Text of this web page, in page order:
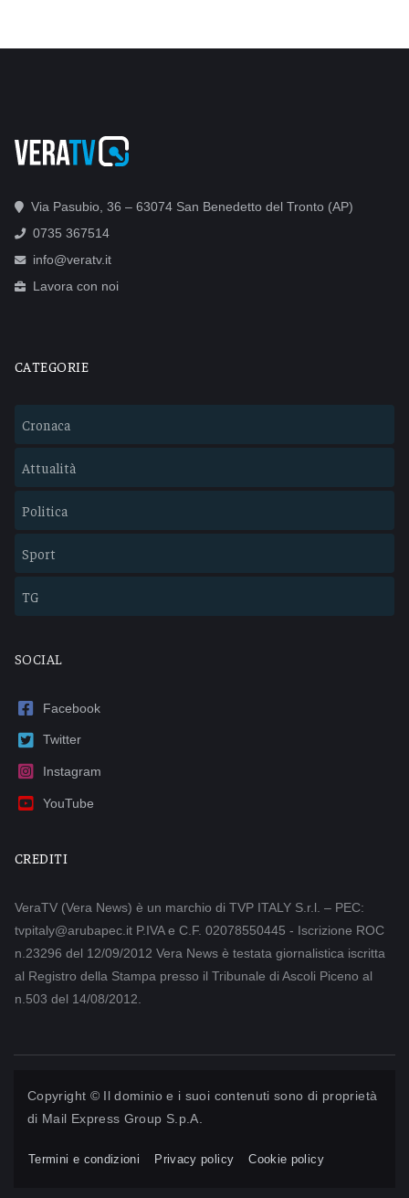
Via Pasubio, 36 – 63074 San Benedetto del Tronto (AP)
0735 367514
info@veratv.it
Lavora con noi
CATEGORIE
Cronaca
Attualità
Politica
Sport
TG
SOCIAL
Facebook
Twitter
Instagram
YouTube
CREDITI
VeraTV (Vera News) è un marchio di TVP ITALY S.r.l. – PEC:
tvpitaly@arubapec.it P.IVA e C.F. 02078550445 - Iscrizione ROC
n.23296 del 12/09/2012 Vera News è testata giornalistica iscritta
al Registro della Stampa presso il Tribunale di Ascoli Piceno al
n.503 del 14/08/2012.
Copyright © Il dominio e i suoi contenuti sono di proprietà
di Mail Express Group S.p.A.
Termini e condizioni Privacy policy Cookie policy